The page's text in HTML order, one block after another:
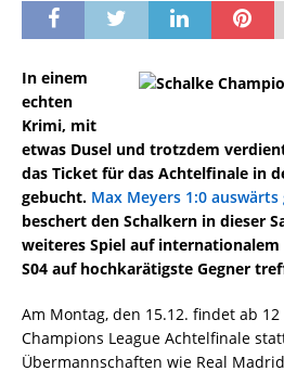
In einem
echten
Krimi, mit
etwas Dusel und trotzdem
das Ticket für das Achtelfinale in
gebucht. Max Meyers 1:0
beschert den Schalkern in dieser
weiteres Spiel auf
S04 auf hochkarätigste Gegner
Am Montag, den 15.12. findet ab
Champions League Achtelfinale
Übermannschaften wie Real